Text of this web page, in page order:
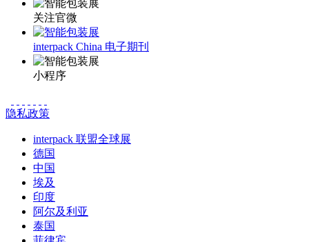
关注官微
interpack China 电子期刊
小程序
隐私政策
interpack 联盟全球展
德国
中国
埃及
印度
阿尔及利亚
泰国